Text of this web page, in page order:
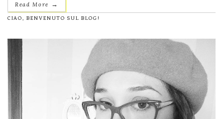
Read More →
CIAO, BENVENUTO SUL BLOG!